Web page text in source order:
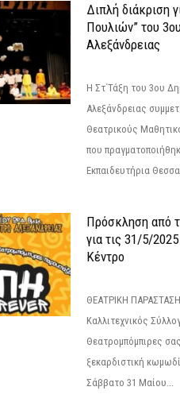
Διπλή διάκριση
Πουλιών” του
Αλεξάνδρειας
Η Στ΄Τάξη του 3ου
Αλεξάνδρειας
Θεατρικούς
που
Εκπαιδευτήρια
Πρόσκληση από
για τις 31/5/
Κέντρο
ΘΕΑΤΡΙΚΗ ΠΑΡΑΣΤΑΣΗ
Καλλιτεχνικός
Θεατρομπόμπιρες
ξεκαρδιστική
Σάββατο 31 Μαίου...